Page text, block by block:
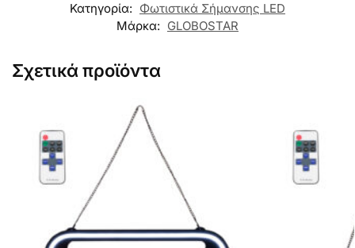
Κατηγορία: Φωτιστικά Σήμανσης LED
Μάρκα: GLOBOSTAR
Σχετικά προϊόντα